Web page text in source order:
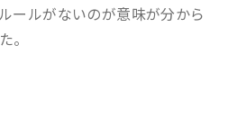
ールがないのが意味が分から
。